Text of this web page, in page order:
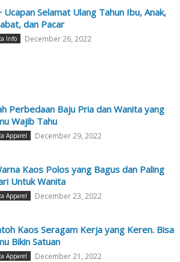
Ucapan Selamat Ulang Tahun Ibu, Anak,
dan Pacar
Info December 26, 2022
Perbedaan Baju Pria dan Wanita yang
Wajib Tahu
Apparel December 29, 2022
Kaos Polos yang Bagus dan Paling
Untuk Wanita
Apparel December 23, 2022
Kaos Seragam Kerja yang Keren. Bisa
Bikin Satuan
Apparel December 21, 2022